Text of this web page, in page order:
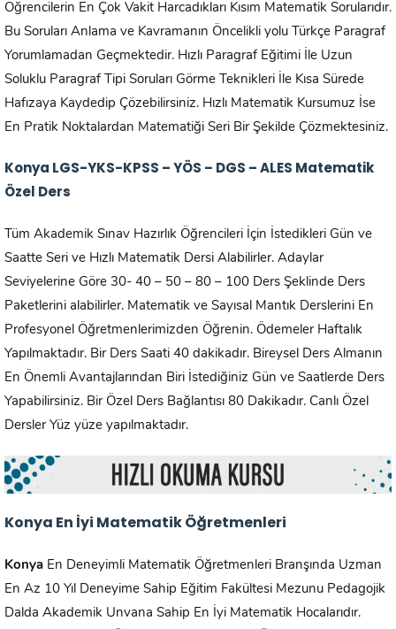
Öğrencilerin En Çok Vakit Harcadıkları Kısım Matematik Sorularıdır.
Bu Soruları Anlama ve Kavramanın Öncelikli yolu Türkçe Paragraf
Yorumlamadan Geçmektedir. Hızlı Paragraf Eğitimi İle Uzun
Soluklu Paragraf Tipi Soruları Görme Teknikleri İle Kısa Sürede
Hafızaya Kaydedip Çözebilirsiniz. Hızlı Matematik Kursumuz İse
En Pratik Noktalardan Matematiği Seri Bir Şekilde Çözmektesiniz.
Konya LGS-YKS-KPSS – YÖS – DGS – ALES Matematik
Özel Ders
Tüm Akademik Sınav Hazırlık Öğrencileri İçin İstedikleri Gün ve
Saatte Seri ve Hızlı Matematik Dersi Alabilirler. Adaylar
Seviyelerine Göre 30- 40 – 50 – 80 – 100 Ders Şeklinde Ders
Paketlerini alabilirler. Matematik ve Sayısal Mantık Derslerini En
Profesyonel Öğretmenlerimizden Öğrenin. Ödemeler Haftalık
Yapılmaktadır. Bir Ders Saati 40 dakikadır. Bireysel Ders Almanın
En Önemli Avantajlarından Biri İstediğiniz Gün ve Saatlerde Ders
Yapabilirsiniz. Bir Özel Ders Bağlantısı 80 Dakikadır. Canlı Özel
Dersler Yüz yüze yapılmaktadır.
Konya En İyi Matematik Öğretmenleri
Konya En Deneyimli Matematik Öğretmenleri Branşında Uzman
En Az 10 Yıl Deneyime Sahip Eğitim Fakültesi Mezunu Pedagojik
Dalda Akademik Unvana Sahip En İyi Matematik Hocalarıdır.